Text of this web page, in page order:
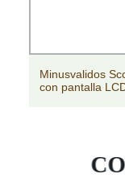
Minusvalidos
con pantalla